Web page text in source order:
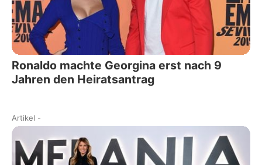
Ronaldo machte Georgina erst nach 9
Jahren den Heiratsantrag
Artikel -